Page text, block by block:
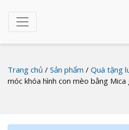
Trang chủ / Sản phẩm / Quà tặng
móc khóa hình con mèo bằng